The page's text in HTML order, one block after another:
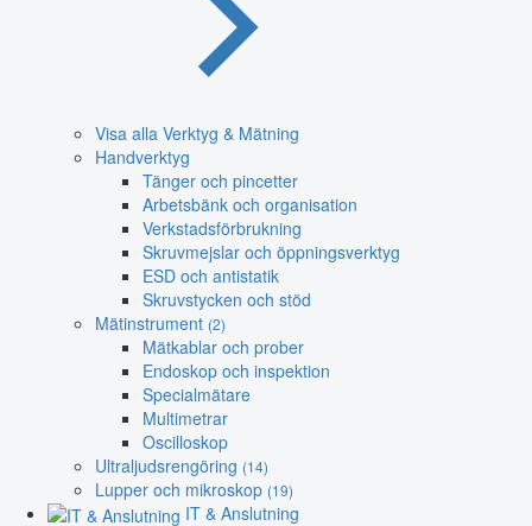
Visa alla Verktyg & Mätning
Handverktyg
Tänger och pincetter
Arbetsbänk och organisation
Verkstadsförbrukning
Skruvmejslar och öppningsverktyg
ESD och antistatik
Skruvstycken och stöd
Mätinstrument (2)
Mätkablar och prober
Endoskop och inspektion
Specialmätare
Multimetrar
Oscilloskop
Ultraljudsrengöring (14)
Lupper och mikroskop (19)
IT & Anslutning